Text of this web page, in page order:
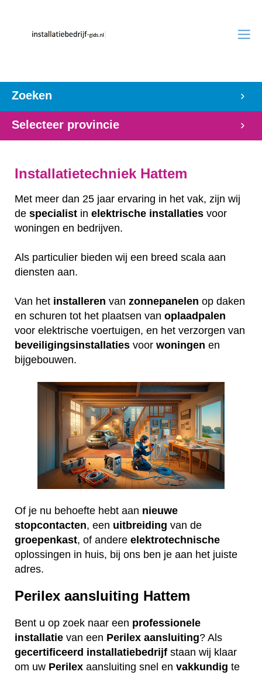
Zoeken
Selecteer provincie
Installatietechniek Hattem
Met meer dan 25 jaar ervaring in het vak, zijn wij
de specialist in elektrische installaties voor
woningen en bedrijven.
Als particulier bieden wij een breed scala aan
diensten aan.
Van het installeren van zonnepanelen op daken
en schuren tot het plaatsen van oplaadpalen
voor elektrische voertuigen, en het verzorgen van
beveiligingsinstallaties voor woningen en
bijgebouwen.
Of je nu behoefte hebt aan nieuwe
stopcontacten, een uitbreiding van de
groepenkast, of andere elektrotechnische
oplossingen in huis, bij ons ben je aan het juiste
adres.
Perilex aansluiting Hattem
Bent u op zoek naar een professionele
installatie van een Perilex aansluiting? Als
gecertificeerd installatiebedrijf staan wij klaar
om uw Perilex aansluiting snel en vakkundig te